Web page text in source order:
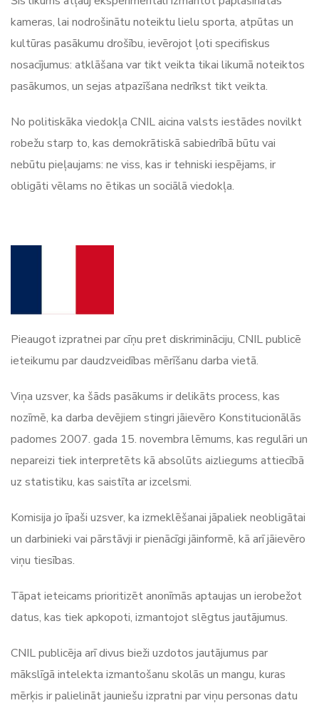
kameras, lai nodrošinātu noteiktu lielu sporta, atpūtas un
kultūras pasākumu drošību, ievērojot ļoti specifiskus
nosacījumus: atklāšana var tikt veikta tikai likumā noteiktos
pasākumos, un sejas atpazīšana nedrīkst tikt veikta.
No politiskāka viedokļa CNIL aicina valsts iestādes novilkt
robežu starp to, kas demokrātiskā sabiedrībā būtu vai
nebūtu pieļaujams: ne viss, kas ir tehniski iespējams, ir
obligāti vēlams no ētikas un sociālā viedokļa.
Pieaugot izpratnei par cīņu pret diskrimināciju, CNIL publicē
ieteikumu par daudzveidības mērīšanu darba vietā.
Viņa uzsver, ka šāds pasākums ir delikāts process, kas
nozīmē, ka darba devējiem stingri jāievēro Konstitucionālās
padomes 2007. gada 15. novembra lēmums, kas regulāri un
nepareizi tiek interpretēts kā absolūts aizliegums attiecībā
uz statistiku, kas saistīta ar izcelsmi.
Komisija jo īpaši uzsver, ka izmeklēšanai jāpaliek neobligātai
un darbinieki vai pārstāvji ir pienācīgi jāinformē, kā arī jāievēro
viņu tiesības.
Tāpat ieteicams prioritizēt anonīmās aptaujas un ierobežot
datus, kas tiek apkopoti, izmantojot slēgtus jautājumus.
CNIL publicēja arī divus bieži uzdotos jautājumus par
mākslīgā intelekta izmantošanu skolās un mangu, kuras
mērķis ir palielināt jauniešu izpratni par viņu personas datu